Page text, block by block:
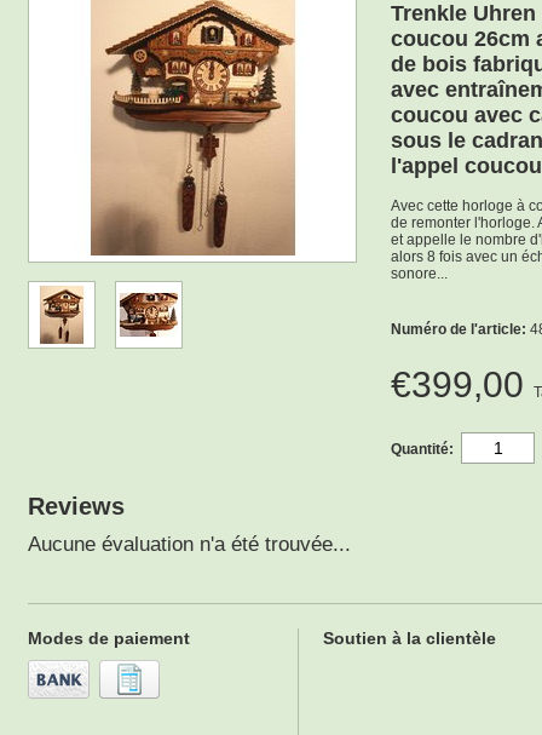
Trenkle
coucou 26cm
de bois
avec
coucou avec
sous le
l'appel
Avec cette horloge à
de remonter l'horloge.
et appelle le nombre
alors 8 fois avec un
sonore...
Numéro de l'article:
€399,00
Quantité:
Reviews
Aucune évaluation n'a été trouvée...
Modes de paiement Soutien à la clientèle